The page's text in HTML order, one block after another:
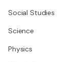
Social Studies
Science
Physics